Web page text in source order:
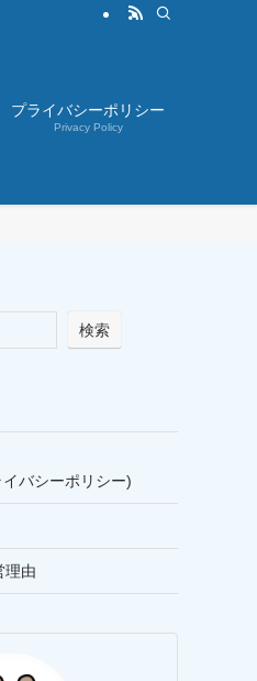
プライバシーポリシー
Privacy Policy
検索
バシーポリシー)
理由